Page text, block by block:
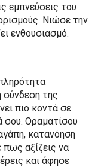
εμπνεύσεις του
Νιώσε την
ενθουσιασμό.
σύνδεση της
πιο κοντά σε
σου. Οραματίσου
κατανόηση
πως αξίζεις να
και άφησε